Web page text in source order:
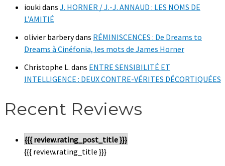
ioukidans J. HORNER / J.-J. ANNAUD : LES NOMS DE
L’AMITIÉ
olivier barberydans RÉMINISCENCES : De Dreams to
Dreams à Cinéfonia, les mots de James Horner
Christophe L. dans ENTRE SENSIBILITÉ ET
INTELLIGENCE : DEUX CONTRE-VÉRITES DÉCORTIQUÉES
Recent Reviews
{{{ review.rating_post_title }}}
{{{ review.rating_title }}}